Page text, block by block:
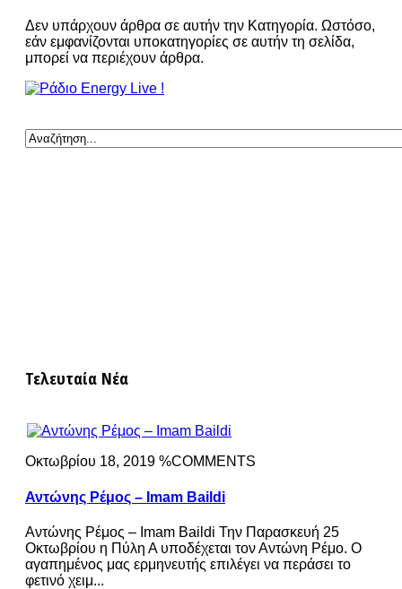
Δεν υπάρχουν άρθρα σε αυτήν την Κατηγορία. Ωστόσο,
εάν εμφανίζονται υποκατηγορίες σε αυτήν τη σελίδα,
μπορεί να περιέχουν άρθρα.
Τελευταία Νέα
Οκτωβρίου 18, 2019 %COMMENTS
Αντώνης Ρέμος – Imam Baildi
Αντώνης Ρέμος – Imam Baildi Την Παρασκευή 25
Οκτωβρίου η Πύλη Α υποδέχεται τον Αντώνη Ρέμο. Ο
αγαπημένος μας ερμηνευτής επιλέγει να περάσει το
φετινό χειμ...